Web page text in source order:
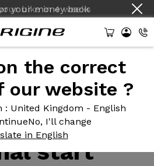
your money back
bikein4 weeks
the correct
our website ?
: United Kingdom - English
No, I'll change
in English
> Origine Racing Division, a
start